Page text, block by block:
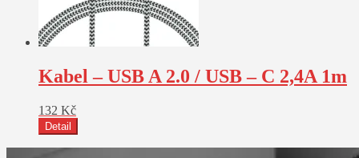
Kabel – USB A 2.0 / USB – C 2,4A 1m
132 Kč
Detail